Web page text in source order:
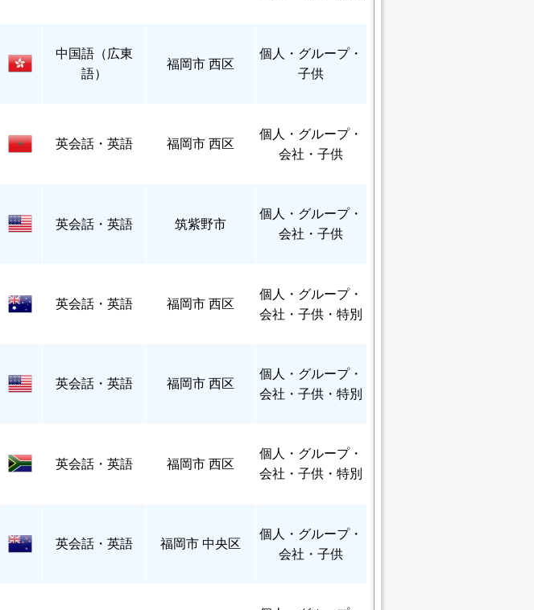
中国語（広東
語）
福岡市 西区
個人
・グループ・
子供
英会話・英語 福岡市 西区
個人
・グループ・
会社・子供
英会話・英語 筑紫野市
個人
・グループ・
会社・子供
英会話・英語 福岡市 西区
個人
・グループ・
会社・子供・特別
英会話・英語 福岡市 西区
個人
・グループ・
会社・子供・特別
英会話・英語 福岡市 西区
個人
・グループ・
会社・子供・特別
英会話・英語 福岡市 中央区
個人
・グループ・
会社・子供